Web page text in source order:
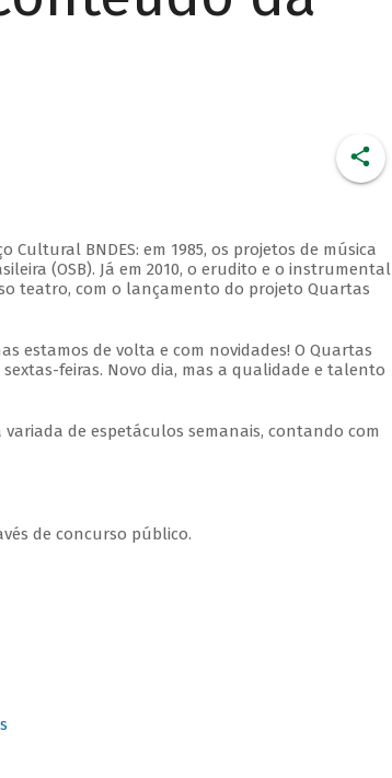
BNDES: em 1985, os projetos de música
(OSB). Já em 2010, o erudito e o instrumental
teatro, com o lançamento do projeto Quartas
estamos de volta e com novidades! O Quartas
feiras. Novo dia, mas a qualidade e talento
de espetáculos semanais, contando com
de concurso público.